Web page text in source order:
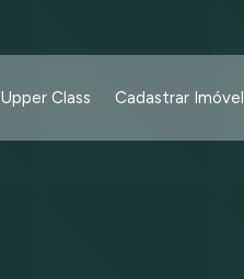
Upper Class Cadastrar Imóvel